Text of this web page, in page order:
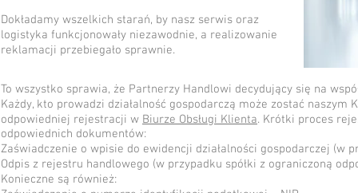
Dokładamy wszelkich starań, by nasz serwis oraz
logistyka funkcjonowały niezawodnie, a realizowanie
reklamacji przebiegało sprawnie.
To wszystko sprawia, że Partnerzy Handlowi decydujący się na
Każdy, kto prowadzi działalność gospodarczą może zostać
odpowiedniej rejestracji w Biurze Obsługi Klienta. Krótki proces
odpowiednich dokumentów:
Zaświadczenie o wpisie do ewidencji działalności gospodarczej (w
Odpis z rejestru handlowego (w przypadku spółki z ograniczoną
Konieczne są również: